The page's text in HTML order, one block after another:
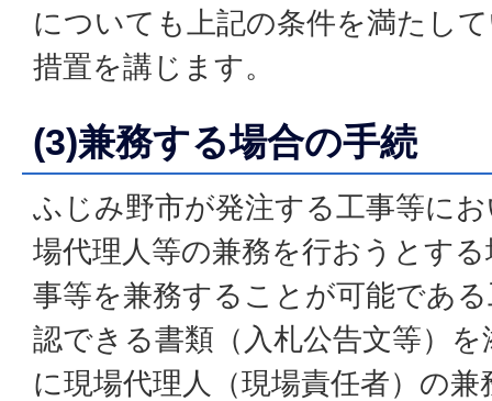
についても上記の条件を満たし
措置を講じます。
(3)兼務する場合の手続
ふじみ野市が発注する工事等に
場代理人等の兼務を行おうとす
事等を兼務することが可能であ
認できる書類（入札公告文等）
に現場代理人（現場責任者）の